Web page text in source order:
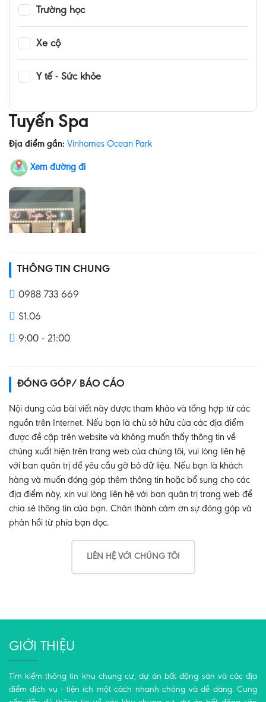
Trường học
Xe cộ
Y tế - Sức khỏe
Tuyến Spa
Địa điểm gần: Vinhomes Ocean Park
Xem đường đi
THÔNG TIN CHUNG
0988 733 669
S1.06
9:00 - 21:00
ĐÓNG GÓP/ BÁO CÁO
Nội dung của bài viết này được tham khảo và tổng hợp từ các
nguồn trên Internet. Nếu bạn là chủ sở hữu của các địa điểm
được đề cập trên website và không muốn thấy thông tin về
chúng xuất hiện trên trang web của chúng tôi, vui lòng liên hệ
với ban quản trị để yêu cầu gỡ bỏ dữ liệu. Nếu bạn là khách
hàng và muốn đóng góp thêm thông tin hoặc bổ sung cho các
địa điểm này, xin vui lòng liên hệ với ban quản trị trang web để
chia sẻ thông tin của bạn. Chân thành cảm ơn sự đóng góp và
phản hồi từ phía bạn đọc.
LIÊN HỆ VỚI CHÚNG TÔI
GIỚI THIỆU
Tìm kiếm thông tin khu chung cư, dự án bất động sản và các địa
điểm dịch vụ - tiện ích một cách nhanh chóng và dễ dàng. Cung